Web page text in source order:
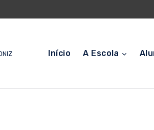
Início A Escola